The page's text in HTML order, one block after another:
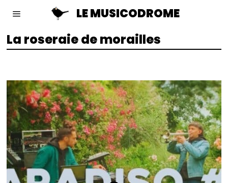
LE MUSICODROME
La roseraie de morailles